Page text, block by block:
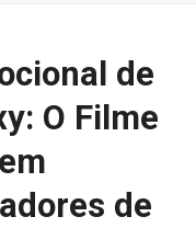
de
O Filme
de